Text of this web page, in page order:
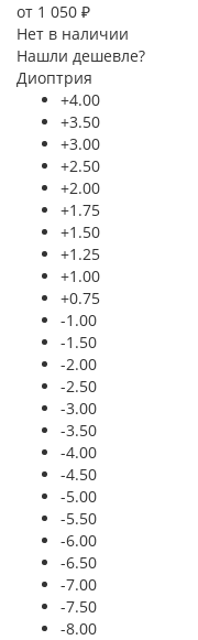
от 1 050 ₽
Нет в наличии
Нашли дешевле?
Диоптрия
+4.00
+3.50
+3.00
+2.50
+2.00
+1.75
+1.50
+1.25
+1.00
+0.75
-1.00
-1.50
-2.00
-2.50
-3.00
-3.50
-4.00
-4.50
-5.00
-5.50
-6.00
-6.50
-7.00
-7.50
-8.00